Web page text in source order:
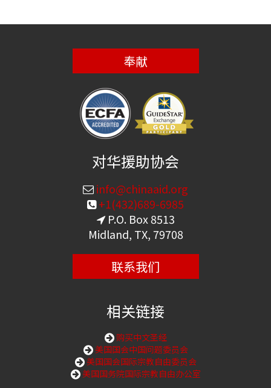
奉献
对华援助协会
info@chinaaid.org
+1(432)689-6985
P.O. Box 8513
Midland, TX, 79708
联系我们
相关链接
购买中文圣经
美国国会中国问题委员会
美国国会国际宗教自由委员会
美国国务院国际宗教自由办公室